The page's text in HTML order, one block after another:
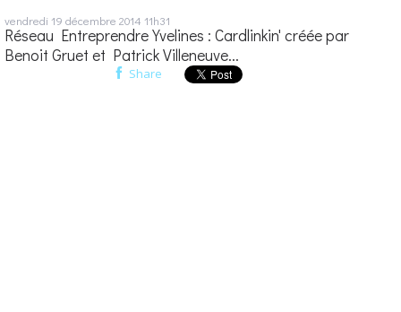
vendredi 19 décembre 2014 11h31
Réseau Entreprendre Yvelines : Cardlinkin' créée par
Benoit Gruet et Patrick Villeneuve...
Share